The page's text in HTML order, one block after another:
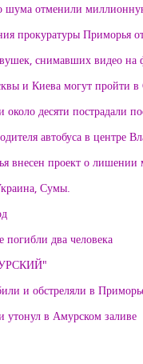
шума отменили
прокуратуры
снимавших видео на
и Киева могут пройти
около десяти пострадали
автобуса в центре
внесен проект о лишении
Сумы.
погибли два человека
и обстреляли в
утонул в Амурском заливе